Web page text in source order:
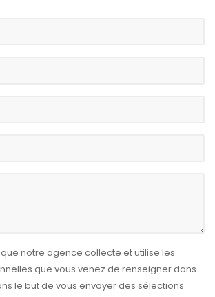
notre agence collecte et utilise les
que vous venez de renseigner dans
le but de vous envoyer des sélections